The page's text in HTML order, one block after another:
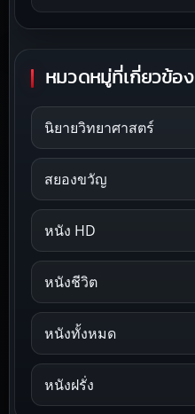
หมวดหมู่ที่เกี่ยวข้อง
นิยายวิทยาศาสตร์
สยองขวัญ
หนัง HD
หนังชีวิต
หนังทั้งหมด
หนังฝรั่ง